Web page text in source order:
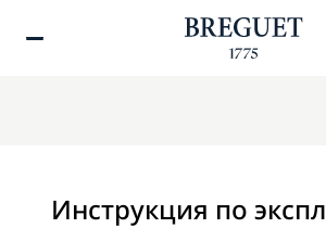
Инструкция по